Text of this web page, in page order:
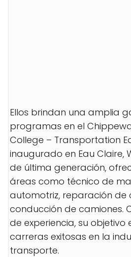
Ellos brindan una amplia
programas en el
College – Transportation
inaugurado en Eau Claire,
de última generación,
áreas como técnico de
automotriz, reparación de
conducción de camiones.
de experiencia, su objetivo
carreras exitosas en la
transporte.